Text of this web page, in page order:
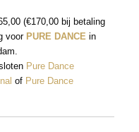
(€170,00 bij betaling
voor PURE DANCE in
Pure Dance
of Pure Dance